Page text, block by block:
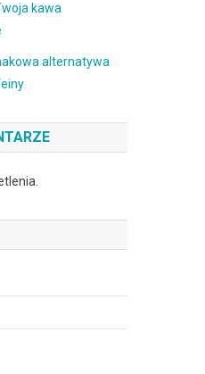
kawa
alternatywa